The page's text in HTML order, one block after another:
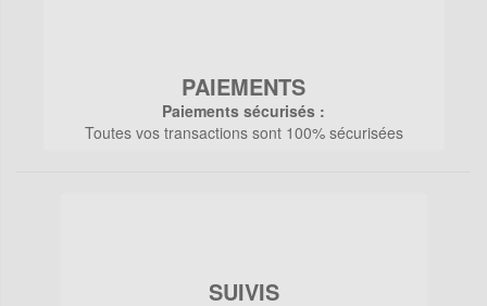
PAIEMENTS
Paiements sécurisés :
Toutes vos transactions sont 100% sécurisées
SUIVIS